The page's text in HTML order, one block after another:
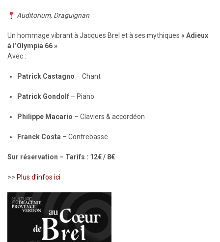
Auditorium, Draguignan
Un hommage vibrant à Jacques Brel et à ses mythiques « Adieux
à l’Olympia 66 »
Avec :
Patrick Castagno – Chant
Patrick Gondolf – Piano
Philippe Macario – Claviers & accordéon
Franck Costa – Contrebasse
Sur réservation – Tarifs : 12€ / 8€
>> Plus d’infos ici